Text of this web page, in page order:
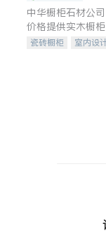
中华橱柜石材公
价格提供实木橱
台面，多种优质不
瓷砖橱柜
室内设